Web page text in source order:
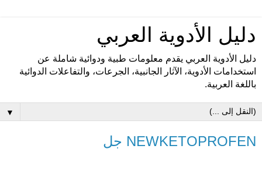
دليل الأدوية العربي
دليل الأدوية العربي يقدم معلومات طبية ودوائية شاملة عن
استخدامات الأدوية، الآثار الجانبية، الجرعات، والتفاعلات الدوائية
باللغة العربية.
▼
NEWKETOPROFEN جل